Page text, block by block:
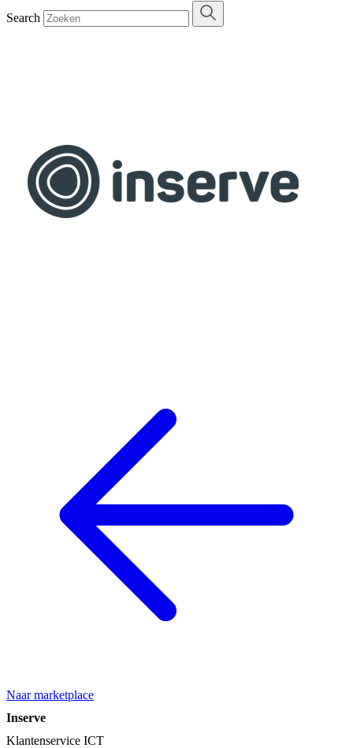
Search
Naar marketplace
Inserve
Klantenservice ICT